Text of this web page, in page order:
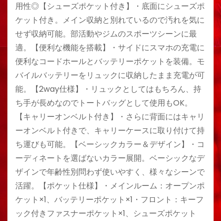
用性◎【シューズポケット付き】・底面にシューズポ
ケット付き。メイン収納と別れているので汚れを気に
せず収納可能。部活動やジムのスポーツシーンに最
適。【便利な機能を搭載】・サイドにスマホの充電に
便利なコードホールとバッテリーポケットを装備。モ
バイルバッテリーをリュックに収納したまま充電が可
能。【2way仕様】・リュックとしてはもちろん、持
ち手が長めなのでトートバッグとして使用もOK。
【キャリーオンベルト付き】・さらに背面にはキャリ
ーオンベルト付きで、キャリーケースに取り付けて持
ち運びも可能。【ベーシックカラー＆デザイン】・コ
ーディネートを選ばないカラー展開。ベーシックなデ
ザインで年齢性別問わず使いやすく、様々なシーンで
活躍。【ポケット仕様】・メインルーム：オープンポ
ケット×1、バッテリーポケット×1・フロント：キーフ
ック付きファスナーポケット×1、シューズポケット